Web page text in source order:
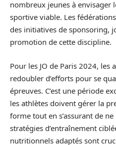
nombreux jeunes à
sportive viable. Les
des initiatives de sponsoring,
promotion de cette discipline.
Pour les JO de Paris 2024, les
redoubler d’efforts pour se
épreuves. C’est une période
les athlètes doivent gérer la
forme tout en s’assurant de ne
stratégies d’entraînement
nutritionnels adaptés sont